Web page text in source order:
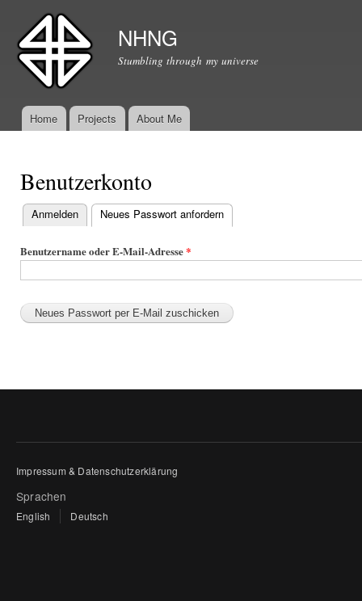
NHNG
Stumbling through my universe
Hauptmenü
Home Projects About Me
Benutzerkonto
Haupt-Reiter
Anmelden Neues Passwort anfordern
Benutzername oder E-Mail-Adresse*
Impressum & Datenschutzerklärung
Sprachen
English Deutsch